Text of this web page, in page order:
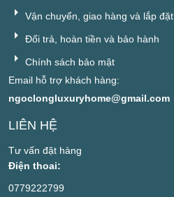
Vận chuyển, giao hàng và lắp đặt
Đổi trả, hoàn tiền và bảo hành
Chính sách bảo mật
Email hỗ trợ khách hàng:
ngoclongluxuryhome@gmail.com
LIÊN HỆ
Tư vấn đặt hàng
Điện thoai:
0779222799